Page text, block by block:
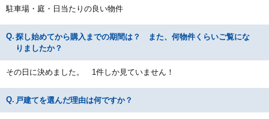
駐車場・庭・日当たりの良い物件
探し始めてから購入までの期間は？ また、何物件くらいご覧にな
りましたか？
その日に決めました。 1件しか見ていません！
戸建てを選んだ理由は何ですか？